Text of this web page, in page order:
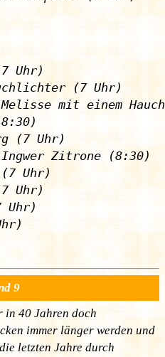
Uhr)
(7 Uhr)
mit einem
(7 Uhr)
Ingwer Zitrone (8:30)
Uhr)
Uhr)
Uhr)
9
in 40 Jahren doch
immer länger werden und
letzten Jahre durch